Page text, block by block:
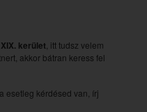
XIX. kerület , itt tudsz velem
akkor bátran keress fel
esetleg kérdésed van, írj